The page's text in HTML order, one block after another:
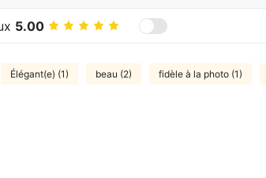
5.00
Élégant(e) (1) beau (2) fidèle à la photo (1)